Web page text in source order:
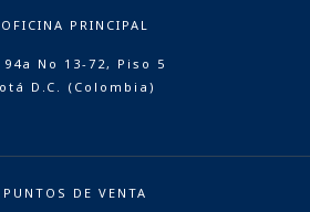
OFICINA PRINCIPAL
No 13-72, Piso 5
D.C. (Colombia)
PUNTOS DE VENTA